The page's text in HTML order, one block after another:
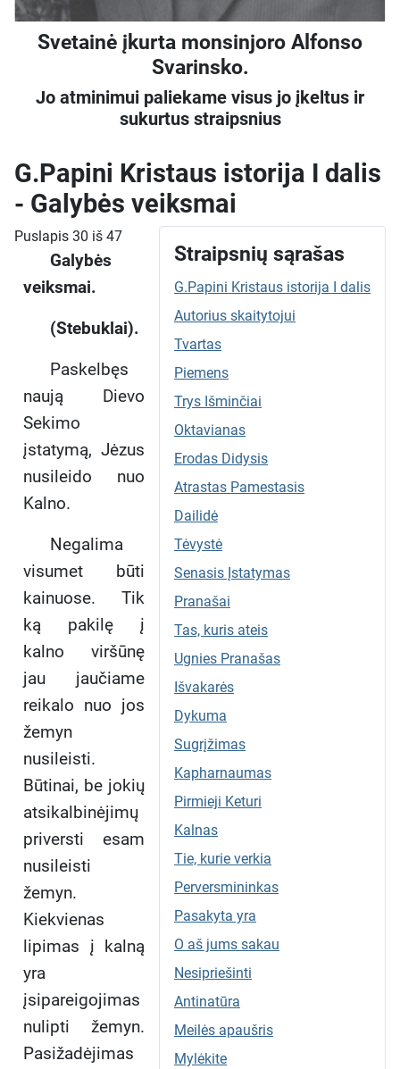
Svetainė įkurta monsinjoro Alfonso
Svarinsko.
Jo atminimui paliekame visus jo įkeltus ir
sukurtus straipsnius
G.Papini Kristaus istorija I dalis
- Galybės veiksmai
Straipsnių sąrašas
G.Papini Kristaus istorija I dalis
Autorius skaitytojui
Tvartas
Piemens
Trys Išminčiai
Oktavianas
Erodas Didysis
Atrastas Pamestasis
Dailidė
Tėvystė
Senasis Įstatymas
Pranašai
Tas, kuris ateis
Ugnies Pranašas
Išvakarės
Dykuma
Sugrįžimas
Kapharnaumas
Pirmieji Keturi
Kalnas
Tie, kurie verkia
Perversmininkas
Pasakyta yra
O aš jums sakau
Nesipriešinti
Antinatūra
Meilės apaušris
Mylėkite
Puslapis 30 iš 47
Galybės
veiksmai.
(Stebuklai).
Paskelbęs
naują Dievo
Sekimo
įstatymą, Jėzus
nusileido nuo
Kalno.
Negalima
visumet būti
kainuose. Tik
ką pakilę į
kalno viršūnę
jau jaučiame
reikalo nuo jos
žemyn
nusileisti.
Būtinai, be jokių
atsikalbinėjimų
priversti esam
nusileisti
žemyn.
Kiekvienas
lipimas į kalną
yra
įsipareigojimas
nulipti žemyn.
Pasižadėjimas